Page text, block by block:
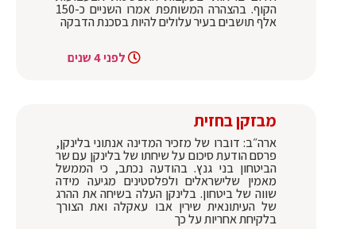
הקוף. בהצהרה המשותפת אמרו השניים כ-150
אלף תושבים בעיר עלולים להיות בסכנת הדבקה
לפני 4 שנים
מבזקן בחזית
ארה״ב: דוברו של מזכיר המדינה אנתוני בלינקן,
פרסם הודעת סיכום על שיחתו של בלינקן עם שר
הביטחון בני גנץ. בהודעה נכתב, כי הממשל
מאמין שלישראלים ולפלסטינים מגיעה מידה
שווה של ביטחון. בלינקן העלה בשיחה את ההרג
של העיתונאית שירין אבו עאקלה ואת הצורך
בלקיחת אחריות על כך